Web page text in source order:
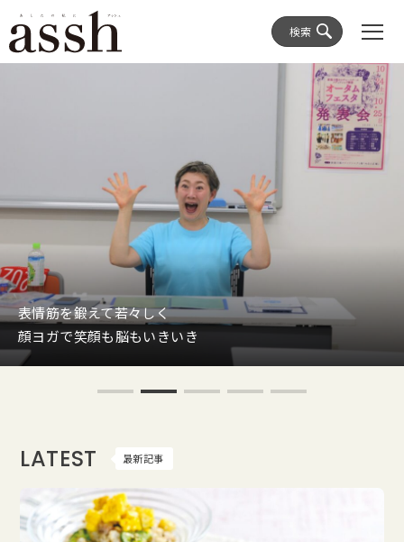
検索
表情筋を鍛えて若々しく
顔ヨガで笑顔も脳もいきいき
LATEST 最新記事